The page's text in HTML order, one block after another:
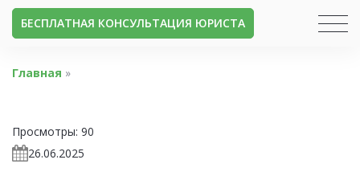
БЕСПЛАТНАЯ КОНСУЛЬТАЦИЯ ЮРИСТА
Главная »
Просмотры: 90
26.06.2025